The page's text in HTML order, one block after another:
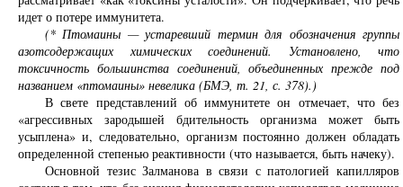
идет о потере иммунитета.
(* Птомаины — устаревший термин для обозначения группы
азотсодержащих химических соединений. Установлено, что
токсичность большинства соединений, объединенных прежде под
названием «птомаины» невелика (БМЭ, т. 21, с. 378).)
В свете представлений об иммунитете он отмечает, что без
«агрессивных зародышей бдительность организма может быть
усыплена» и, следовательно, организм постоянно должен обладать
определенной степенью реактивности (что называется, быть начеку).
Основной тезис Залманова в связи с патологией капилляров